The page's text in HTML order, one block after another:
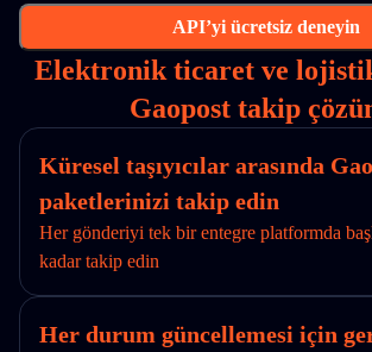
API’yi ücretsiz deneyin
Elektronik ticaret ve
Gaopost takip
Küresel taşıyıcılar arasında
paketlerinizi takip edin
Her gönderiyi tek bir entegre platformda
kadar takip edin
Her durum güncellemesi için